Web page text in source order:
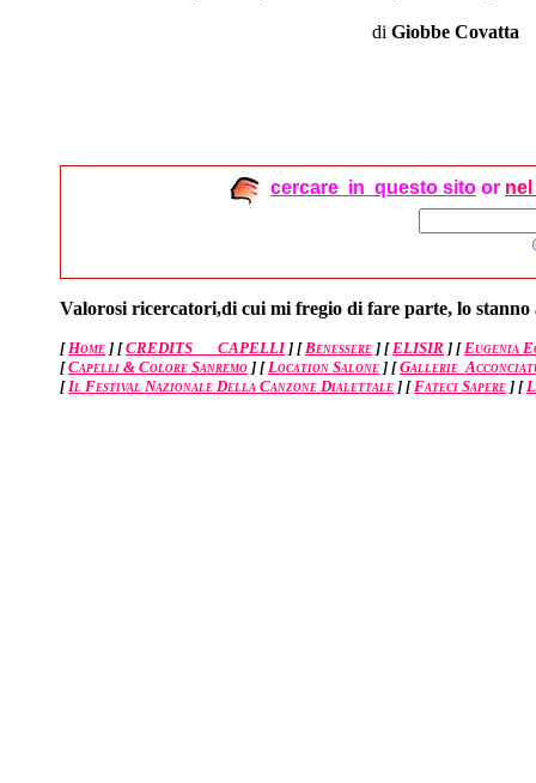
di Giobbe Covatta
cercare in questo sito or
Valorosi ricercatori,di cui mi fregio di fare parte, lo
[Home ] [CREDITS CAPELLI] [Benessere ] [ELISIR ] [Eugenia
[Capelli & Colore Sanremo ] [Location Salone ] [Gallerie
[Il Festival Nazionale Della Canzone Dialettale ] [Fateci Sapere ] [